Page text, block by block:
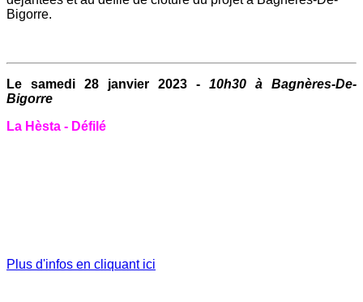
Bigorre.
Le samedi 28 janvier 2023 - 10h30 à Bagnères-De-
Bigorre
La Hèsta - Défilé
Plus d'infos en cliquant ici